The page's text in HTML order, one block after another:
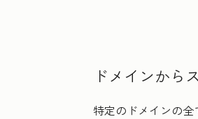
ドメインから
特定のドメインの